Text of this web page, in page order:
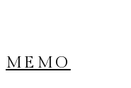
MEMO